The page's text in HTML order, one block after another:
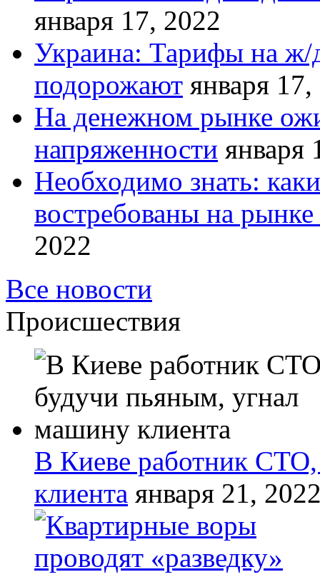
января 17, 2022
Украина: Тарифы на ж/
подорожают января
На денежном рынке
напряженности января
Необходимо знать:
востребованы на
2022
Все новости
Происшествия
В Киеве работник
клиента января 21,